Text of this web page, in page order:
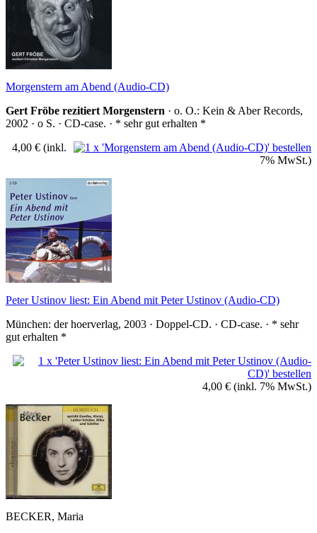
Morgenstern am Abend (Audio-CD)
Gert Fröbe rezitiert Morgenstern · o. O.: Kein & Aber Records,
2002 · o S. · CD-case. · * sehr gut erhalten *
4,00 € (inkl.
7% MwSt.)
Peter Ustinov liest: Ein Abend mit Peter Ustinov (Audio-CD)
München: der hoerverlag, 2003 · Doppel-CD. · CD-case. · * sehr
gut erhalten *
4,00 € (inkl. 7% MwSt.)
BECKER, Maria